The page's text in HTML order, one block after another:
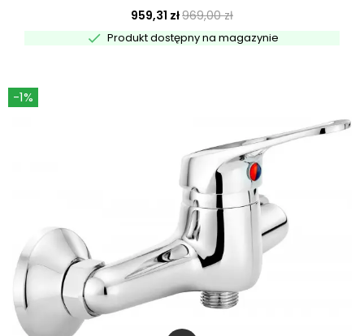
959,31 zł969,00 zł
 Produkt dostępny na magazynie
-1%